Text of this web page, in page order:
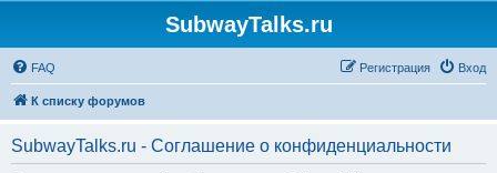
SubwayTalks.ru
FAQ Вход
Регистрация
К списку форумов
SubwayTalks.ru - Соглашение о конфиденциальности